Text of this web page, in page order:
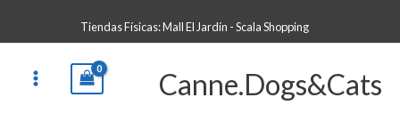
Tiendas Físicas: Mall El Jardín - Scala Shopping
Canne.Dogs&Cats
latest